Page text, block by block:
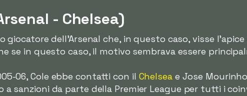
- Chelsea)
giocatore dell'Arsenal che, in questo caso, visse
se in questo caso, il motivo sembrava essere
06, Cole ebbe contatti con il Chelseae Jose
a sanzioni da parte della Premier League per tutti i